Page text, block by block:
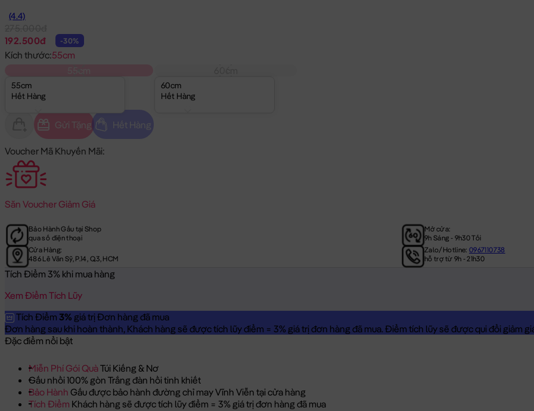
(4.4)
192.500đ
-30%
Kích thước:55cm
55cm
Hết Hàng
60cm
Hết Hàng
Gửi Tặng Hết Hàng
Voucher Mã Khuyến Mãi:
Săn Voucher Giảm Giá
Bảo Hành Gấu tại Shop
qua số điện thoại
Mở cửa:
9h Sáng - 9h30 Tối
Cửa Hàng:
486 Lê Văn Sỹ, P.14, Q.3, HCM
Zalo/Hotline:0967110738
hỗ trợ từ 9h - 21h30
Tích Điểm 3% khi mua hàng
Xem Điểm Tích Lũy
Tích Điểm 3% giá trị Đơn hàng đã mua
Đơn hàng sau khi hoàn thành, Khách hàng sẽ được tích lũy điểm = 3% giá trị đơn hàng đã mua. Điểm tích lũy sẽ được qui đổi giảm
Đặc điểm nổi bật
Miễn Phí Gói QuàTúi Kiếng & Nơ
Gấu nhồi 100% gòn Trắng đàn hồi tinh khiết
Bảo Hành Gấu được bảo hành đường chỉ may Vĩnh Viễn tại cửa hàng
Tích Điểm Khách hàng sẽ được tích lũy điểm = 3% giá trị đơn hàng đã mua